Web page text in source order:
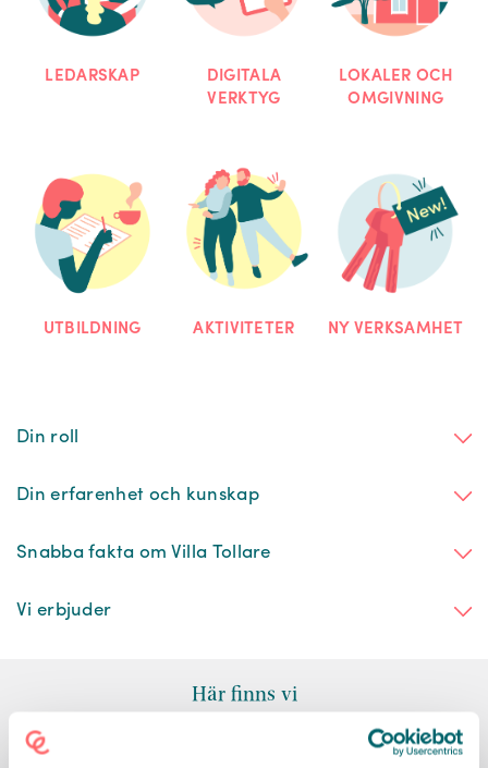
LEDARSKAP
DIGITALA
VERKTYG
LOKALER OCH
OMGIVNING
UTBILDNING AKTIVITETER NY VERKSAMHET
Din roll
Din erfarenhet och kunskap
Snabba fakta om Villa Tollare
Vi erbjuder
Här finns vi